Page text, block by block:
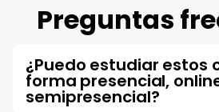
Preguntas
¿Puedo estudiar estos
forma presencial,
semipresencial?